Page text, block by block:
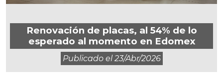
Renovación de placas, al 54% de lo
esperado al momento en Edomex
Publicado el23/abr/2026